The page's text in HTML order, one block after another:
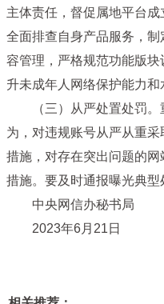
主体责任，督促属地平台成
全面排查自身产品服务，
容管理，严格规范功能版
升未成年人网络保护能力和
（三）从严处置处罚。
为，对违规账号从严从重
措施，对存在突出问题的
措施。要及时通报曝光典型
中央网信办秘书局
2023年6月21日